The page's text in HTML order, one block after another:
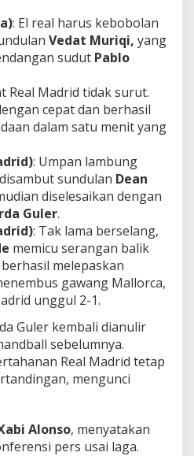
: El real harus kebobolan
Vedat Muriqi, yang
sudut Pablo
Real Madrid tidak surut.
cepat dan berhasil
dalam satu menit yang
: Umpan lambung
disambut sundulan Dean
diselesaikan dengan
Guler.
: Tak lama berselang,
memicu serangan balik
berhasil melepaskan
gawang Mallorca,
unggul 2-1.
Guler kembali dianulir
sebelumnya.
Real Madrid tetap
mengunci
Alonso, menyatakan
pers usai laga.